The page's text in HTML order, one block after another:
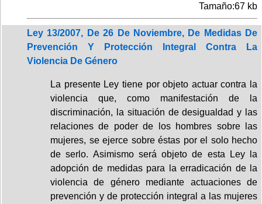
Tamaño:67 kb
Ley 13/2007, De 26 De Noviembre, De Medidas De
Prevención Y Protección Integral Contra La
Violencia De Género
La presente Ley tiene por objeto actuar contra la
violencia que, como manifestación de la
discriminación, la situación de desigualdad y las
relaciones de poder de los hombres sobre las
mujeres, se ejerce sobre éstas por el solo hecho
de serlo. Asimismo será objeto de esta Ley la
adopción de medidas para la erradicación de la
violencia de género mediante actuaciones de
prevención y de protección integral a las mujeres